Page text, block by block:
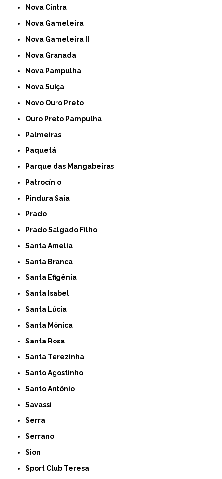
Nova Cintra
Nova Gameleira
Nova Gameleira II
Nova Granada
Nova Pampulha
Nova Suíça
Novo Ouro Preto
Ouro Preto Pampulha
Palmeiras
Paquetá
Parque das Mangabeiras
Patrocínio
Pindura Saia
Prado
Prado Salgado Filho
Santa Amelia
Santa Branca
Santa Efigênia
Santa Isabel
Santa Lúcia
Santa Mônica
Santa Rosa
Santa Terezinha
Santo Agostinho
Santo Antônio
Savassi
Serra
Serrano
Sion
Sport Club Teresa